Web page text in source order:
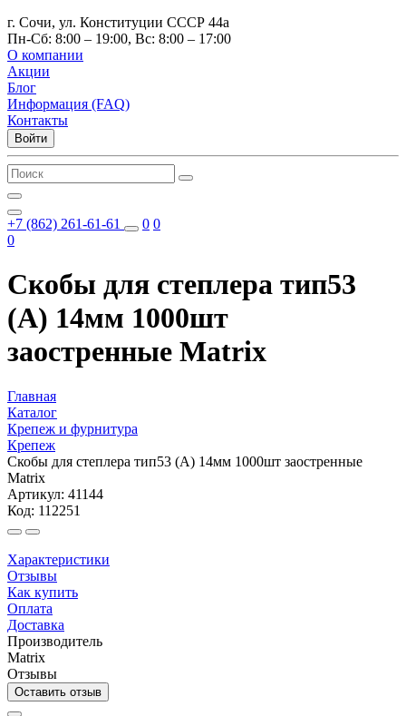
г. Сочи, ул. Конституции СССР 44а
Пн-Сб: 8:00 – 19:00, Вс: 8:00 – 17:00
О компании
Акции
Блог
Информация (FAQ)
Контакты
Войти
+7 (862) 261-61-61 0 0
0
Скобы для степлера тип53
(А) 14мм 1000шт
заостренные Matrix
Главная
Каталог
Крепеж и фурнитура
Крепеж
Скобы для степлера тип53 (А) 14мм 1000шт заостренные
Matrix
Артикул: 41144
Код: 112251
Характеристики
Отзывы
Как купить
Оплата
Доставка
Производитель
Matrix
Отзывы
Оставить отзыв